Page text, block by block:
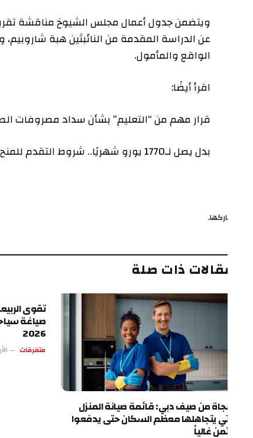
ويتضمن جدول أعمال مجلس الشيوخ مناقشة تقرير
عن الدراسة المقدمة من النائبتَين هبة شاروبيم،
الواقع والمأمول.
اقرأ أيضًا:
قرار مهم من “التعليم” بشأن سداد مصروفات الصفوف
بدل يصل لـ1770 يورو شهريًا.. شروط التقدم للمنح المصرية الفرنسية لطلاب الدكتوراه
ذات صلة
من صيف دبي: قائمة صيانة المنزل
يتجاهلها معظم السكان حتى يدفعوا
غالياً
تقوى الربيعاوي..
صياغة سياحة
الأربعاء 13 مايو 4:17 م